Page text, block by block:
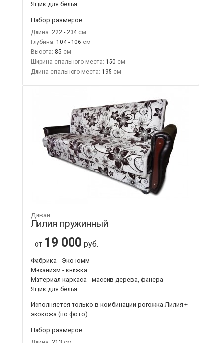
Ящик для белья
Набор размеров
Длина: 222 - 234
Глубина: 104 - 106
Высота: 85
Ширина спального места: 150
Длина спального места: 195
Диван
Лилия пружинный
от 19 000 руб.
Фабрика - Экономм
Механизм - книжка
Материал каркаса - массив дерева, фанера
Ящик для белья
Исполняется только в комбинации рогожка Лилия +
экокожа (по фото).
Набор размеров